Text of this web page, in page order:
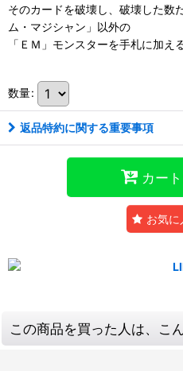
そのカードを破壊し、破壊した数
ム・マジシャン」以外の
「ＥＭ」モンスターを手札に加え
数量:
返品特約に関する重要事項
カー
お気
この商品を買った人は、こ